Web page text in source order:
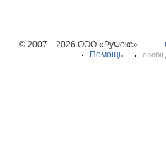
© 2007—2026 ООО «РуФокс»
Помощь